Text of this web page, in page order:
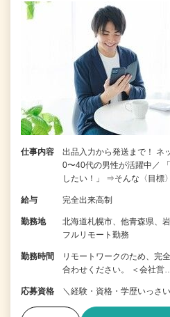
仕事内容
出品入力から発送まで！ ネ
0〜40代の男性が活躍中／
したい！」 ⇒そんな〈目標
給与 完全出来高制
勤務地
北海道札幌市、他青森県
フルリモート勤務
勤務時間
リモートワークのため、完
合わせください。 ＜会社営
応募資格 ＼経験・資格・学歴いっさ